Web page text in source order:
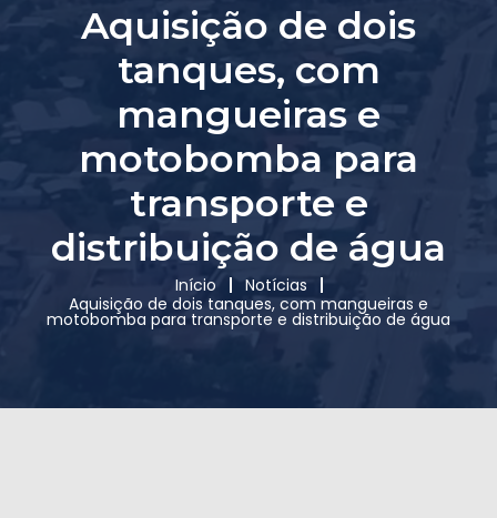
Aquisição de dois
tanques, com
mangueiras e
motobomba para
transporte e
distribuição de água
Início
Notícias
Aquisição de dois tanques, com mangueiras e
motobomba para transporte e distribuição de água